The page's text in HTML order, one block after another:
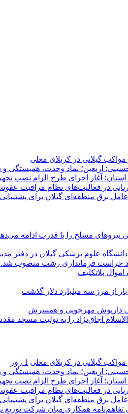
مواکب گیلانی در کربلای معلی
حسینی: اربعین؛ نماد وحدت،
آغاز اجرای طرح الزام نصب
در فعالیت‌های نظام مراقبت
برق منطقه‌ای گیلان برای
نیرو‌های مسلح را با قدرت ادامه
علوم پزشکی گیلان در دفتر
حراست فرمانداری رشت منصوب شد.
بلاتکلیف
از مرز سه میلیارد دلار گذشت
داریوش مهرجویی و همسرش
اجاق‌نژاد را به تولیت مسجد
مواکب گیلانی در کربلای معلی 1 روز
حسینی: اربعین؛ نماد وحدت،
آغاز اجرای طرح الزام نصب
در فعالیت‌های نظام مراقبت
برق منطقه‌ای گیلان برای
همكاری میان شركت توزیع